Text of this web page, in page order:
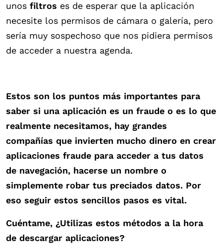
unos filtros es de esperar que la aplicación
necesite los permisos de cámara o galería, pero
sería muy sospechoso que nos pidiera permisos
de acceder a nuestra agenda.
Estos son los puntos más importantes para
saber si una aplicación es un fraude o es lo que
realmente necesitamos, hay grandes
compañías que invierten mucho dinero en crear
aplicaciones fraude para acceder a tus datos
de navegación, hacerse un nombre o
simplemente robar tus preciados datos. Por
eso seguir estos sencillos pasos es vital.
Cuéntame, ¿Utilizas estos métodos a la hora
de descargar aplicaciones?